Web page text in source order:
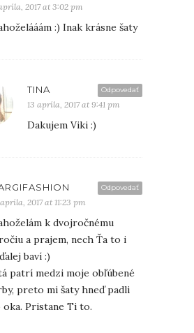
2017 at 3:02 pm
:) Inak krásne šaty
Odpovedať
TINA
13 apríla, 2017 at 9:41 pm
Dakujem Viki :)
Odpovedať
2017 at 11:23 pm
k dvojročnému
a prajem, nech Ťa to i
baví :)
patrí medzi moje obľúbené
preto mi šaty hneď padli
oka. Pristane Ti to.